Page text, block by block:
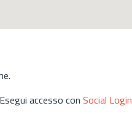
accesso con Social Login